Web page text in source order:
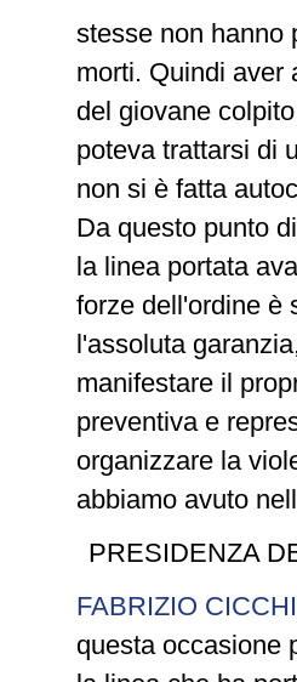
stesse non hanno
morti. Quindi aver
del giovane
poteva trattarsi di
non si è fatta
Da questo punto
la linea portata
forze dell'ordine è
l'assoluta
manifestare il
preventiva e
organizzare la
abbiamo avuto
PRESIDENZA
FABRIZIO
questa occasione